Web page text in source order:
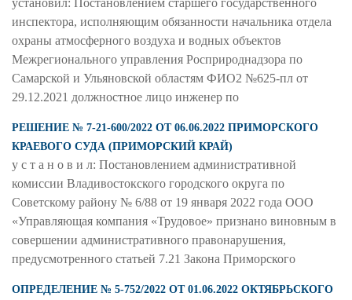
инспектора, исполняющим обязанности начальника отдела
охраны атмосферного воздуха и водных объектов
Межрегионального управления Росприроднадзора по
Самарской и Ульяновской областям ФИО2 №625-пл от
29.12.2021 должностное лицо инженер по
РЕШЕНИЕ № 7-21-600/2022 ОТ 06.06.2022 ПРИМОРСКОГО
КРАЕВОГО СУДА (ПРИМОРСКИЙ КРАЙ)
у с т а н о в и л: Постановлением административной
комиссии Владивостокского городского округа по
Советскому району № 6/88 от 19 января 2022 года ООО
«Управляющая компания «Трудовое» признано виновным в
совершении административного правонарушения,
предусмотренного статьей 7.21 Закона Приморского
ОПРЕДЕЛЕНИЕ № 5-752/2022 ОТ 01.06.2022 ОКТЯБРЬСКОГО